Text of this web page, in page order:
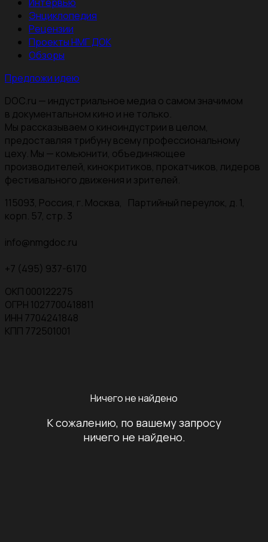
Энциклопедия
Рецензии
Проекты НМГ ДОК
Обзоры
Предложи идею
DOC.ru — индустриальное медиа о самом значимом
в документальном кино и не только.
Мы рассказываем о киноиндустрии в целом,
предоставляя трибуну всему профессиональному
цеху. Мы — комьюнити, объединяющее
производителей, кинокритиков, прокатчиков, лидеров
фестивального движения и зрителей.
115093, Россия, г. Москва, Партийный переулок, д. 1,
корп. 57, стр. 3
info@nmgdoc.ru
+7 (495) 937-6170
ОКП 000122275
ОГРН 1027700418811
ИНН 7704241848
КПП 772501001
Ничего не найдено
К сожалению, по вашему запросу
ничего не найдено.